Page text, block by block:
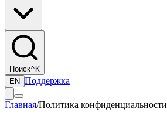
Поиск⌃K
EN Поддержка
Главная/Политика конфиденциальности